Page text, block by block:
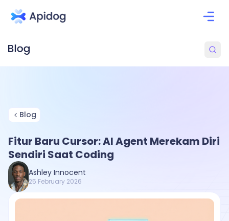
Blog
Fitur Baru Cursor: AI Agent Merekam Diri
Sendiri Saat Coding
Ashley Innocent
25 February 2026